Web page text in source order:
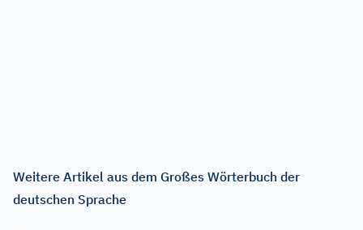
Weitere Artikel aus dem Großes Wörterbuch der
deutschen Sprache